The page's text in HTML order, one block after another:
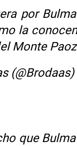
por
la
Monte
(@Brodaas)
que